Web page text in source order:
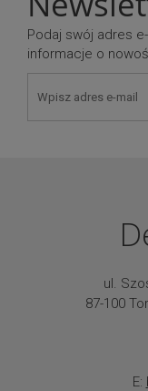
Podaj swój adres
informacje o
ul.
87-100
E: